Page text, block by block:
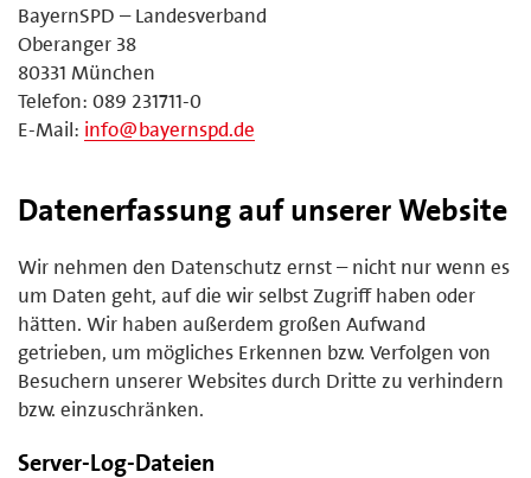
BayernSPD – Landesverband
Oberanger 38
80331 München
Telefon: 089 231711-0
E-Mail: info@bayernspd.de
Datenerfassung auf unserer Website
Wir nehmen den Datenschutz ernst – nicht nur wenn es
um Daten geht, auf die wir selbst Zugriff haben oder
hätten. Wir haben außerdem großen Aufwand
getrieben, um mögliches Erkennen bzw. Verfolgen von
Besuchern unserer Websites durch Dritte zu verhindern
bzw. einzuschränken.
Server-Log-Dateien